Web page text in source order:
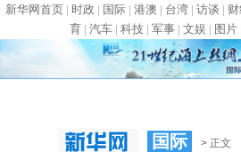
新华网首页| 时政 | 国际| 港澳 | 台湾| 访谈 |
育| 汽车| 科技| 军事| 文娱 | 图片|
国际 > 正文